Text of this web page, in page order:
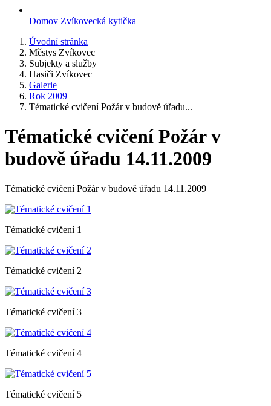
Domov Zvíkovecká kytička
Úvodní stránka
Městys Zvíkovec
Subjekty a služby
Hasiči Zvíkovec
Galerie
Rok 2009
Tématické cvičení Požár v budově úřadu...
Tématické cvičení Požár v
budově úřadu 14.11.2009
Tématické cvičení Požár v budově úřadu 14.11.2009
Tématické cvičení 1
Tématické cvičení 2
Tématické cvičení 3
Tématické cvičení 4
Tématické cvičení 5